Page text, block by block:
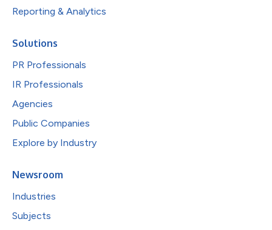
Reporting & Analytics
Solutions
PR Professionals
IR Professionals
Agencies
Public Companies
Explore by Industry
Newsroom
Industries
Subjects